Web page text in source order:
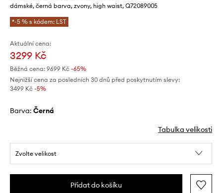
dámské, černá barva, zvony, high waist, Q72089005
*-5 % s kódem: LST
Aktuální cena:
3299 Kč
Běžná cena: 9699 Kč -65%
Nejnižší cena za posledních 30 dnů před poskytnutím slevy:
3499 Kč -5%
Barva: černá
Tabulka velikosti
Zvolte velikost
Přidat do košíku